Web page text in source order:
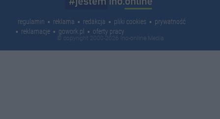
regulamin reklama redakcja pliki cookies
prywatność
reklamacje
gowork.pl oferty pracy
© copyright 2000-2026 Ino-online Media